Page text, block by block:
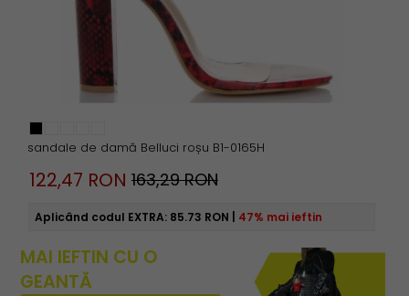
sandale de damă Belluci roșu B1-0165H
122,47 RON 163,29 RON
Aplicând codul EXTRA: 85.73 RON 47% mai ieftin
MAI IEFTIN CU O
GEANTĂ